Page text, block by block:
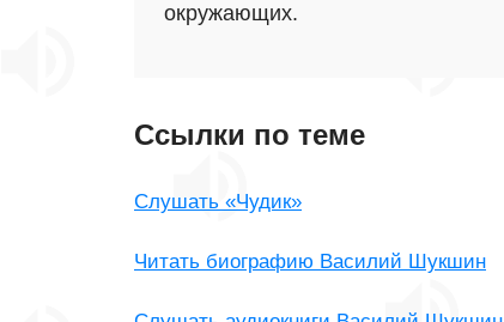
окружающих.
Ссылки по теме
Слушать «Чудик»
Читать биографию Василий Шукшин